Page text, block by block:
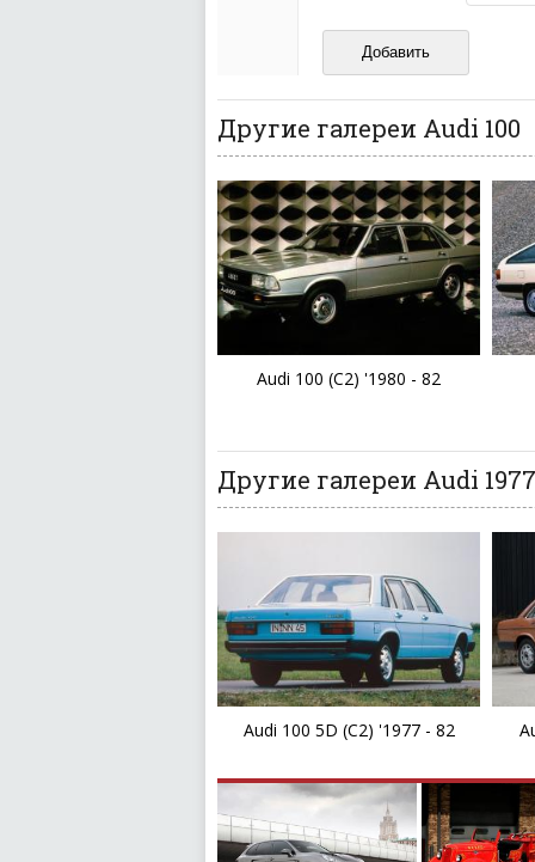
Не размещайте
И запаситесь терпением,
ваш отзыв может
Другие галереи Audi 100
Audi 100 (C2) '1980 - 82
Другие галереи Audi
Audi 100 5D (C2) '1977 - 82